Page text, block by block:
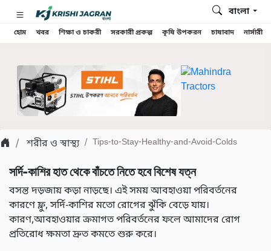
হোম খবর শিক্ষা ও চাকরী সরকারী প্রকল্প কৃষি উপকরন চাষাবাদ নার্সারী
বাংলা
শরীর ও স্বাস্থ্য Tips-to-Stay-Healthy-and-Avoid-Colds
সর্দি-কাশির হাত থেকে বাঁচতে নিতে হবে বিশেষ যত্ন
বসন্ত দড়জায় কড়া নাড়ছে। এই সময় আবহাওয়া পরিবর্তনের
কারণে ফ্লু, সর্দি-কাশির মতো রোগের ঝুঁকি বেড়ে যায়।
কারণ,আবহাওয়ার ক্রমাগত পরিবর্তনের ফলে আমাদের রোগ
প্রতিরোধ ক্ষমতা দ্রুত কমতে শুরু করে।